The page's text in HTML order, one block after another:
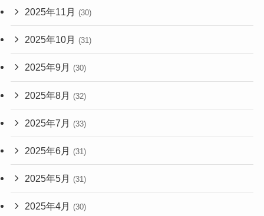
2025年11月 (30)
2025年10月 (31)
2025年9月 (30)
2025年8月 (32)
2025年7月 (33)
2025年6月 (31)
2025年5月 (31)
2025年4月 (30)